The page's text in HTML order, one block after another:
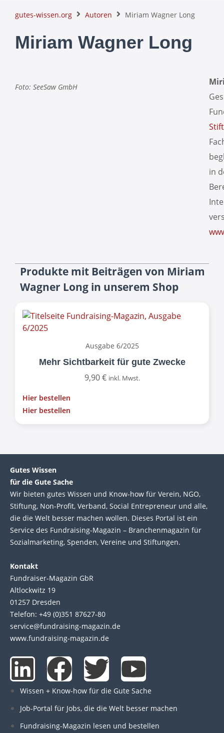
gutes-wissen.org Autoren Miriam Wagner Long
Miriam Wagner Long
Foto: SeeSaw GmbH
in
Produkte mit Beiträgen von Miriam
Wagner Long in unserem Shop
Ausgabe 6/2025
Mehr Sichtbarkeit für gute Zwecke
9,90€ inkl. Mwst.
Hier bestellen
Hier bestellen
Gutes Wissen
für die Gute Sache
Wir bie­ten gutes Wis­sen und Know-how für Ver­ein, NGO,
Stif­tung, Non-Profit, Ver­band, Social Entre­pre­neur und alle,
die die Welt bes­ser machen wol­len. Die­ses Por­tal ist ein
Service des Fund­raising-Magazin – Bran­chen­magazin für
Sozial­marke­ting, Spen­den, Ver­eine und Stif­tun­gen.
Kontakt
Fundraiser-Magazin GbR
Altlockwitz 19
01257 Dresden
Telefon: +49 (0)351 87627-80
service@fundraising-magazin.de
www.fundraising-magazin.de
L
i
n
F
a
c
T
w
i
Y
o
u
Wissen + Know-how für die Gute Sache
Job-Portal für Jobs, die die Welt besser machen
Fundraising-Magazin lesen und bestellen